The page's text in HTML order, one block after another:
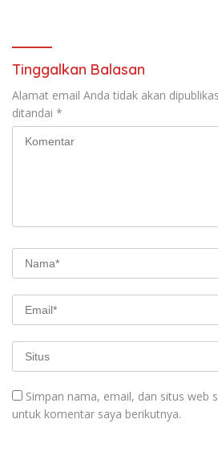
Tinggalkan Balasan
Alamat email Anda tidak akan
ditandai *
Simpan nama, email, dan situs web
untuk komentar saya berikutnya.